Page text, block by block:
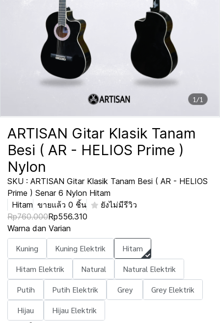
1/1
ARTISAN Gitar Klasik Tanam
Besi ( AR - HELIOS Prime )
Nylon
SKU : ARTISAN Gitar Klasik Tanam Besi ( AR - HELIOS
Prime ) Senar 6 Nylon Hitam
Hitam ขายแล้ว 0 ชิ้น
ยังไม่มีรีวิว
Rp760.000Rp556.310
Warna dan Varian
Kuning Kuning Elektrik
Hitam
Hitam Elektrik
Natural
Natural Elektrik
Putih
Putih Elektrik Grey
Grey Elektrik
Hijau
Hijau Elektrik